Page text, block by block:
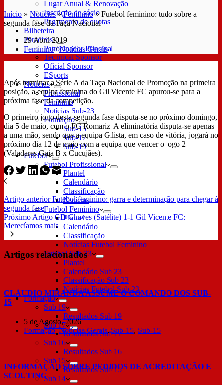
Lugar Anual & Renovação
Inscrição de sócio
Pagamento de quotas
Bilheteira
Parceiros
Patrocinador Principal
Technical Sponsor
Oficial Sponsor
ESports
Notícias
Profissional
Feminino
Notícias Sub-23
Formação
Sub-15
Sub-17
Sub-19
Futebol
Futebol Profissional
Plantel
Calendário
Classificação
Notícias
Futebol Feminino
Plantel
Calendário
Classificação
Notícias Futebol Feminino
Futebol Sub 23
Plantel
Calendário Sub 23
Classificação Sub 23
Notícias Futebol Sub 23
Formação
Sub 19
Resultados Sub 19
Sub 17
Resultados Sub 17
Sub 16
Resultados Sub 16
Sub 15
Resultados Sub 15
Sub 14
Início » Notícias»Feminino»Futebol feminino: tudo sobre a
segunda fase da Taça Nacional
29 Abril 2019
Feminino/Notícias Gerais
Após terminar a Série A da Taça Nacional de Promoção na primeira
posição, a equipa feminina do Gil Vicente FC apurou-se para a
próxima fase da competição.
O primeiro jogo desta segunda fase disputa-se no próximo domingo,
dia 5 de maio, com o FC Romariz. A eliminatória disputa-se apenas
a uma mão, sendo que a equipa Gilista, em caso de vitória, jogará no
próximo dia 12 de maio com a equipa que vencer o jogo 2
(Valadares Gaia B x Cucujães).
Artigo anteriorFutebol feminino: garra e determinação para chegar à
segunda fase
Próximo Artigo GD Chaves (Satélite) 1-1 Gil Vicente FC:
Merecíamos mais
Artigos relacionados
CLÁUDIO MIRANDA ASSUME O COMANDO DOS SUB-
15
5 de Agosto, 2026
Formação,Notícias Gerais, Sub-15, Sub-15
INFORMAÇÃO SOBRE PEDIDOS DE ACREDITAÇÃO E
SCOUTING